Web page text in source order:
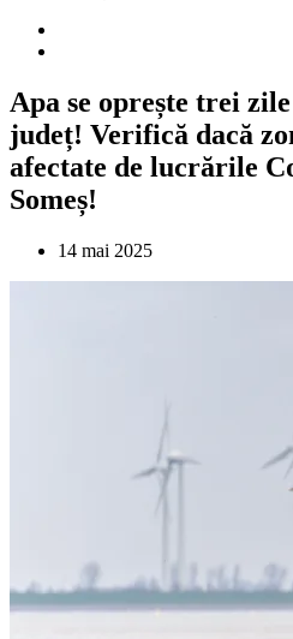
Apa se oprește trei
județ! Verifică dacă
afectate de lucrările
Someș!
14 mai 2025